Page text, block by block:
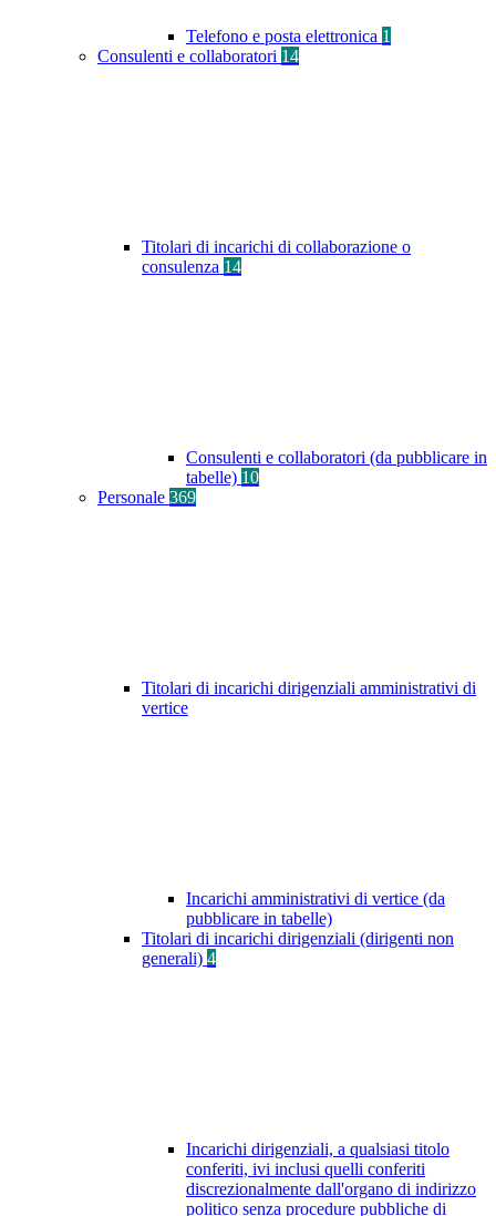
Telefono e posta elettronica 1
Consulenti e collaboratori 14
Titolari di incarichi di collaborazione o
consulenza 14
Consulenti e collaboratori (da pubblicare in
tabelle) 10
Personale 369
Titolari di incarichi dirigenziali amministrativi di
vertice
Incarichi amministrativi di vertice (da
pubblicare in tabelle)
Titolari di incarichi dirigenziali (dirigenti non
generali) 4
Incarichi dirigenziali, a qualsiasi titolo
conferiti, ivi inclusi quelli conferiti
discrezionalmente dall'organo di indirizzo
politico senza procedure pubbliche di